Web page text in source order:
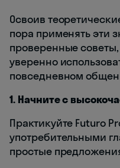
Освоив
пора применять эти
проверенные
уверенно
повседневном
1. Начните с
Практикуйте Futuro
употребительными
простые